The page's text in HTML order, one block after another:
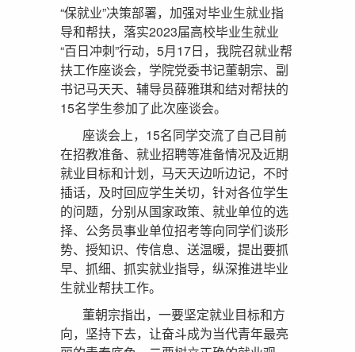
“保就业”决策部署，加强对毕业生就业指
导和帮扶，落实2023届高校毕业生就业
“百日冲刺”行动，5月17日，我院召就业帮
扶工作座谈会，学院党委书记董朝宗、副
书记马天天、辅导员薛雅琪和结对帮扶的
15名学生参加了此次座谈会。
座谈会上，15名同学交流了自己目前
在招教准备、就业招聘等准备情况及近期
就业目标和计划，马天天边听边记，不时
插话，及时回应学生关切，针对各位学生
的问题，分别从国家政策、就业单位的选
择、公务员事业单位招考等向同学们谈形
势、授知识、传信息、送温暖，提出要抓
早、抓细、抓实就业指导，纵深推进毕业
生就业帮扶工作。
董朝宗指出，一要坚定就业目标和方
向，坚持下去，让奋斗成为当代青年最亮